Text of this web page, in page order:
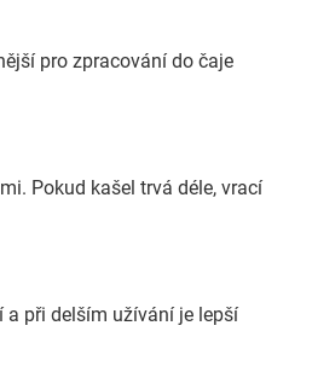
pro zpracování do čaje
Pokud kašel trvá déle, vrací
a při delším užívání je lepší